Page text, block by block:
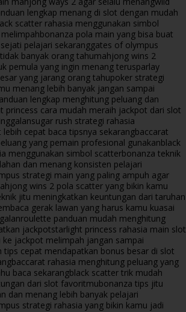
lengkap menang di slot dengan mudah
scatter rahasia menggunakan simbol
bonanza pola main yang bisa buat
pelajari sekaranggates of olympus
banyak orang tahumahjong wins 2
pemula yang ingin menang terusparlay
yang jarang orang tahupoker strategi
menang lebih banyak jangan sampai
lengkap menghitung peluang dan
princess cara mudah meraih jackpot dari slot
sugar rush strategi rahasia
cepat baca tipsnya sekarangbaccarat
yang pemain profesional gunakanblack
menggunakan simbol scatterbonanza teknik
dan menang konsisten pelajari
strategi main yang paling ampuh agar
wins 2 pola scatter yang bikin kamu
jitu meningkatkan keuntungan dari taruhan
gerak lawan yang harus kamu kuasai
roulette panduan mudah menghitung
jackpotstarlight princess rahasia main slot
jackpot melimpah jangan sampai
tips cepat mendapatkan bonus besar di slot
baccarat rahasia menghitung peluang yang
baca sekarangblack scatter trik mudah
dari slot favoritmubonanza tips jitu
dan menang lebih banyak pelajari
strategi rahasia yang bikin kamu jadi